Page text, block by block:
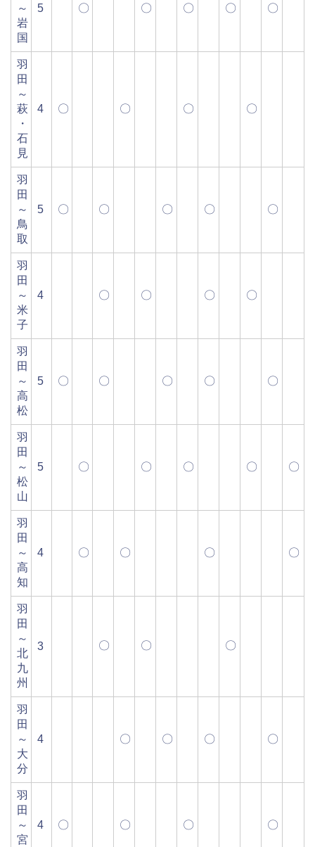
～
岩
国
5 〇 〇 〇 〇 〇
羽
田
～
萩
・
石
見
4 〇 〇 〇 〇
羽
田
～
鳥
取
5 〇 〇 〇 〇 〇
羽
田
～
米
子
4 〇 〇 〇 〇
羽
田
～
高
松
5 〇 〇 〇 〇 〇
羽
田
～
松
山
5 〇 〇 〇 〇 〇
羽
田
～
高
知
4 〇 〇 〇 〇
羽
田
～
北
九
州
3 〇 〇 〇
羽
田
～
大
分
4 〇 〇 〇 〇
羽
田
～
宮
4 〇 〇 〇 〇